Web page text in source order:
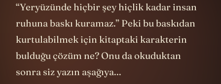
“Yeryüzünde hiçbir şey hiçlik kadar insan
ruhuna baskı kuramaz.” Peki bu baskıdan
kurtulabilmek için kitaptaki karakterin
bulduğu çözüm ne? Onu da okuduktan
sonra siz yazın aşağıya...